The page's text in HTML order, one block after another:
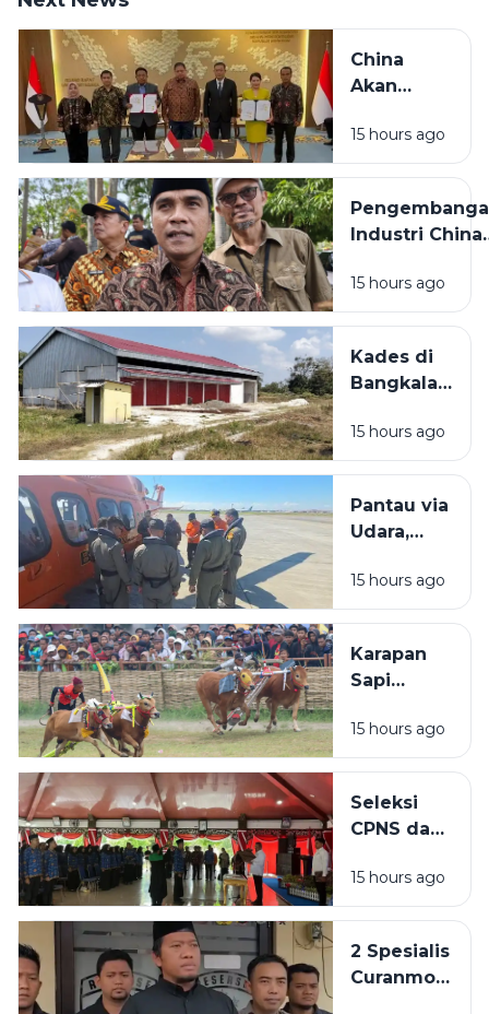
China
Akan
Pabrik
Industri
Karya di
Madura
15 hours ago
Industri China
Dilaksanakan
Bangkalan,
Menyerap
Ribuan
15 hours ago
Kades di
Bangkalan
KDMP
Dibangun
Sawah: Itu
Dekat SD
15 hours ago
Pantau via
Udara,
Tak
Temukan
KM
Mutiara
di Perairan
Sumenep
15 hours ago
Karapan
Sapi
Sampang
2026 Akan
Lapangan
Prio
15 hours ago
Seleksi
CPNS dan
Sampang
Masih
BKPSDM:
Tunggu
15 hours ago
2 Spesialis
Curanmor